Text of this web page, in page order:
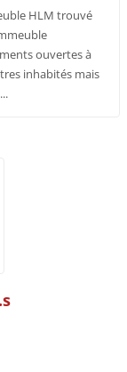
HLM trouvé
ouvertes à
inhabités mais